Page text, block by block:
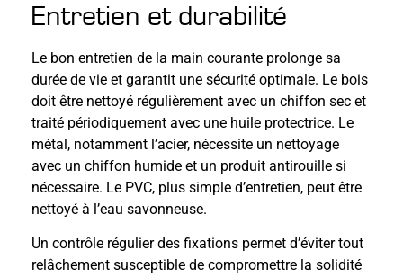
Entretien et durabilité
Le bon entretien de la main courante prolonge sa
durée de vie et garantit une sécurité optimale. Le bois
doit être nettoyé régulièrement avec un chiffon sec et
traité périodiquement avec une huile protectrice. Le
métal, notamment l’acier, nécessite un nettoyage
avec un chiffon humide et un produit antirouille si
nécessaire. Le PVC, plus simple d’entretien, peut être
nettoyé à l’eau savonneuse.
Un contrôle régulier des fixations permet d’éviter tout
relâchement susceptible de compromettre la solidité